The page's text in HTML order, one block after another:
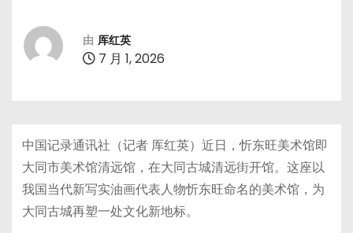
由 厍红英
7 月 1, 2026
中国记录通讯社（记者 厍红英）近日，忻东旺美术馆即
大同市美术馆清远馆，在大同古城清远街开馆。这座以
我国当代新写实油画代表人物忻东旺命名的美术馆，为
大同古城再塑一处文化新地标。